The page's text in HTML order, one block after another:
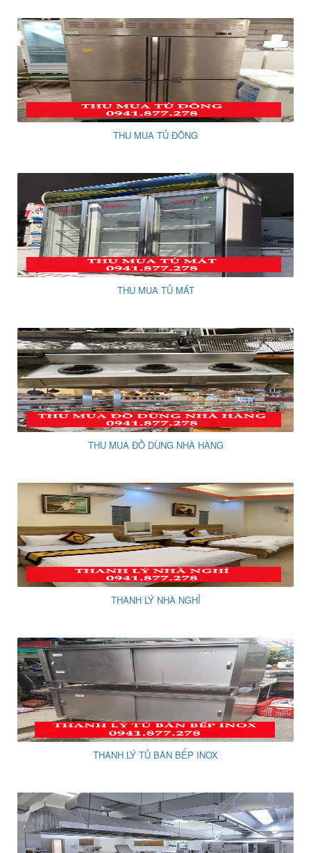
THU MUA TỦ ĐÔNG
THU MUA TỦ MÁT
THU MUA ĐỒ DÙNG NHÀ HÀNG
THANH LÝ NHÀ NGHỈ
THANH LÝ TỦ BÀN BẾP INOX